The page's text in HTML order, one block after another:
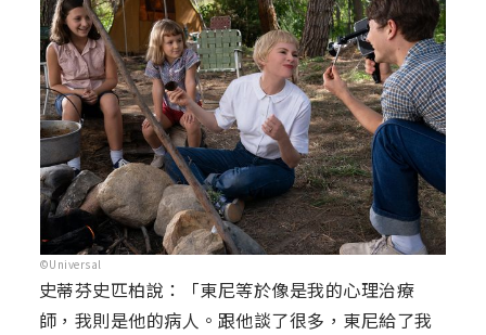
©Universal
史蒂芬史匹柏說：「東尼等於像是我的心理治療
師，我則是他的病人。跟他談了很多，東尼給了我